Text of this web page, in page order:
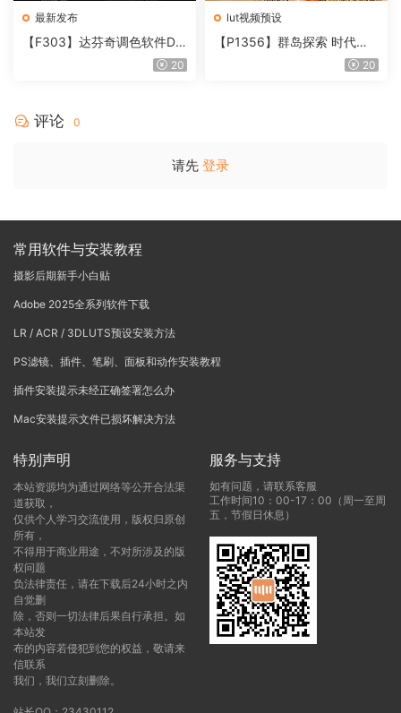
最新发布
【F303】达芬奇调色软件Da
Vinci Resolve Studio21.0.320
lut视频预设
【P1356】群岛探索 时代马
戏团 – QUEST 60 调色预设A
20
评论 0
请先 登录
常用软件与安装教程
摄影后期新手小白贴
Adobe 2025全系列软件下载
LR / ACR / 3DLUTS预设安装方法
PS滤镜、插件、笔刷、面板和动作安装教程
插件安装提示未经正确签署怎么办
Mac安装提示文件已损坏解决方法
特别声明
本站资源均为通过网络等公开合法渠
道获取，
仅供个人学习交流使用，版权归原创
所有，
不得用于商业用途，不对所涉及的版
权问题
负法律责任，请在下载后24小时之内
自觉删
除，否则一切法律后果自行承担。如
本站发
布的内容若侵犯到您的权益，敬请来
信联系
我们，我们立刻删除。
服务与支持
如有问题，请联系客服
工作时间10：00-17：00（周一至周
五，节假日休息）